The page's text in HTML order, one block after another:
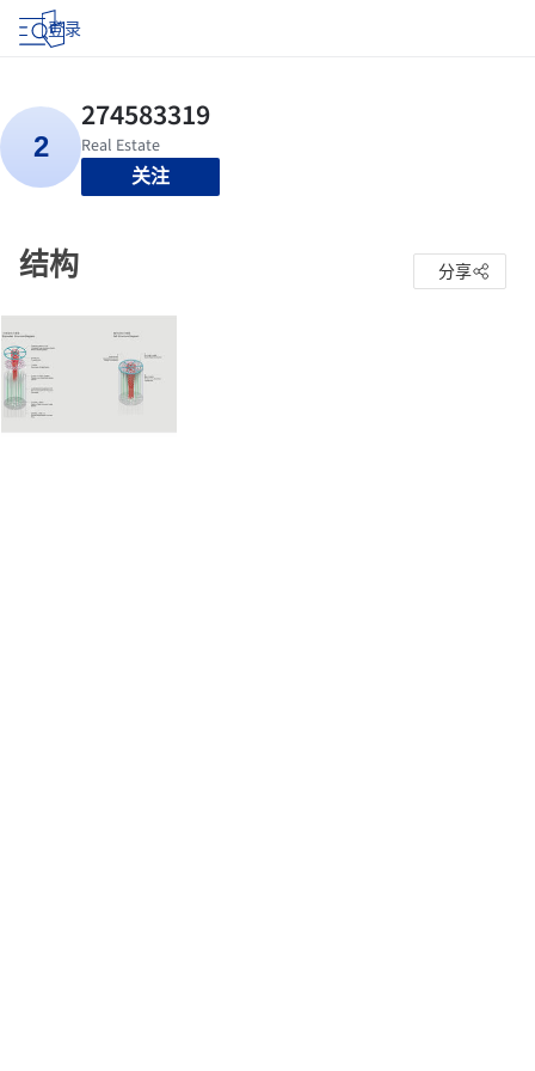
登录
关注
结构 分享